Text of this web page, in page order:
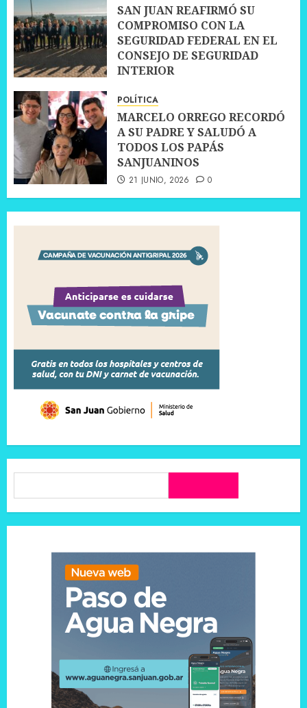
SAN JUAN REAFIRMÓ SU
COMPROMISO CON LA
SEGURIDAD FEDERAL EN EL
CONSEJO DE SEGURIDAD
INTERIOR
POLÍTICA
MARCELO ORREGO RECORDÓ
A SU PADRE Y SALUDÓ A
TODOS LOS PAPÁS
SANJUANINOS
21 JUNIO, 2026 0